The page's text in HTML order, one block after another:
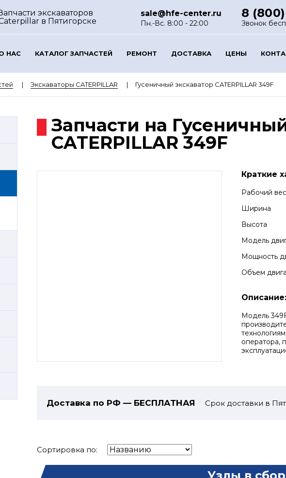
экскаваторов
в Пятигорске
sale@hfe-center.ru
Пн.-Вс. 8:00 - 22:00
8
Звонок
НАС КАТАЛОГ ЗАПЧАСТЕЙ РЕМОНТ ДОСТАВКА ЦЕНЫ
Экскаваторы CATERPILLAR Гусеничный экскаватор CATERPILLAR 349F
Запчасти на
CATERPILLAR 349F
Краткие
Рабочий вес
Ширина
Высота
Модель
Мощность
Объем
Описание:
Модель
оператора,
Доставка по РФ — БЕСПЛАТНАЯ Срок доставки в
Сортировка по: